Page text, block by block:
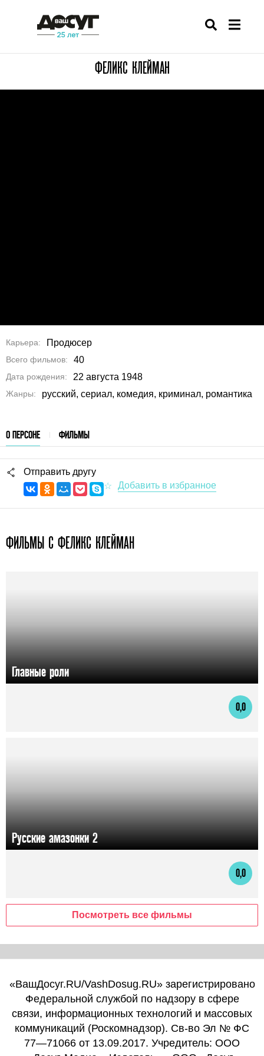
ФЕЛИКС КЛЕЙМАН
Карьера Продюсер
Всего фильмов 40
Дата рождения 22 августа 1948
Жанры русский, сериал, комедия, криминал, романтика
О ПЕРСОНЕ ФИЛЬМЫ
Отправить другу
ФИЛЬМЫ С ФЕЛИКС КЛЕЙМАН
Главные роли
0,0
Русские амазонки 2
0,0
Посмотреть все фильмы
«ВашДосуг.RU/VashDosug.RU» зарегистрировано
Федеральной службой по надзору в сфере
связи, информационных технологий и массовых
коммуникаций (Роскомнадзор). Св-во Эл № ФС
77—71066 от 13.09.2017. Учредитель: ООО